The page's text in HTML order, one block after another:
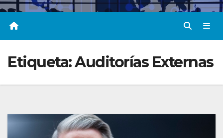
Etiqueta:Auditorías Externas